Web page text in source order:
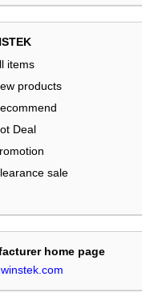
items
products
Deal
sale
home page